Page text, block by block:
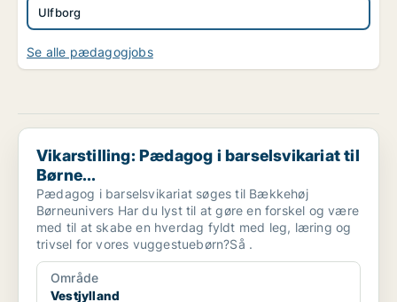
Ulfborg
Se alle pædagogjobs
Vikarstilling: Pædagog i barselsvikariat til Børne...
Vikarstilling: Pædagog i barselsvikariat til
Børne...
Pædagog i barselsvikariat søges til Bækkehøj
Børneunivers Har du lyst til at gøre en forskel og være
med til at skabe en hverdag fyldt med leg, læring og
trivsel for vores vuggestuebørn?Så .
Område
Vestjylland